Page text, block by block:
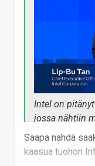
Intel on
jossa nähtiin
keynote-
Saapa nähdä
kaasua tuohon